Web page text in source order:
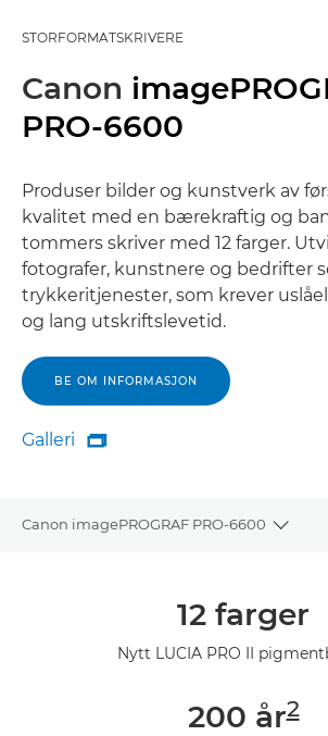
STORFORMATSKRIVERE
Canon
PRO-6600
Produser bilder og kunstverk av
kvalitet med en bærekraftig og
tommers skriver med 12 farger.
fotografer, kunstnere og bedrifter
trykkeritjenester, som krever
og lang utskriftslevetid.
BE OM INFORMASJON
Galleri
Galleri

Canon imagePROGRAF PRO-6600
12 farger
Nytt LUCIA PRO II
200 år2